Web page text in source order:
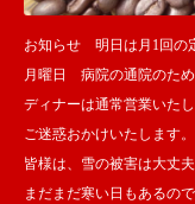
お知らせ 明日は月1回の
月曜日 病院の通院のため
ディナーは通常営業いたし
ご迷惑おかけいたします。
皆様は、雪の被害は大丈
まだまだ寒い日もあるの